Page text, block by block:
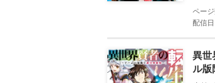
配信
異世
ル版